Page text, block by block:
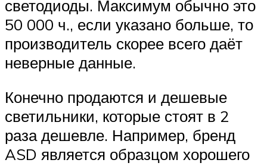
светодиоды. Максимум обычно это
50 000 ч., если указано больше, то
производитель скорее всего даёт
неверные данные.
Конечно продаются и дешевые
светильники, которые стоят в 2
раза дешевле. Например, бренд
ASD является образцом хорошего